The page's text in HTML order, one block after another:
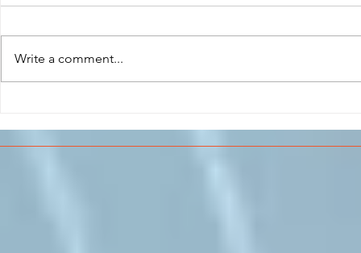
PERCORSO DI
FORMAZIONE SCUOLA
superiori
Write a comment...